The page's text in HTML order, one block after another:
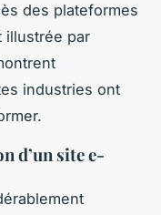
des plateformes
illustrée par
industries ont
d’un site e-